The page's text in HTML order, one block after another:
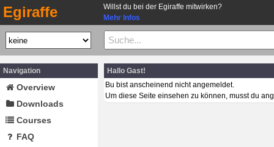
Egiraffe
Willst du bei der Egiraffe mitwirken?
Mehr Infos
Navigation
Overview
Downloads
Courses
FAQ
Hallo Gast!
Bu bist anscheinend nicht angemeldet.
Um diese Seite einsehen zu können, musst du